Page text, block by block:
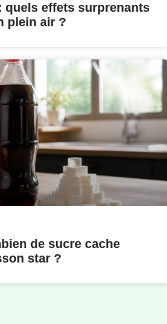
quels effets surprenants
plein air ?
de sucre cache
star ?